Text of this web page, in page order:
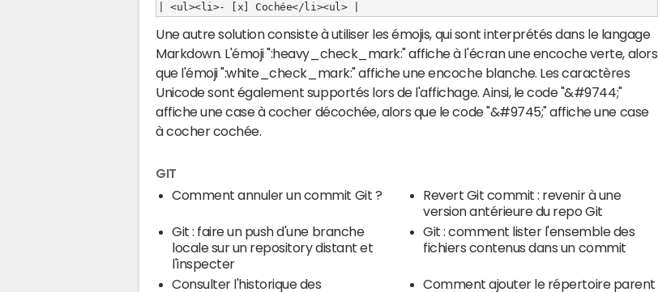
Une autre solution consiste à utiliser les émojis, qui sont interprétés dans le langage
Markdown. L'émoji ":heavy_check_mark:" affiche à l'écran une encoche verte, alors
que l'émoji ":white_check_mark:" affiche une encoche blanche. Les caractères
Unicode sont également supportés lors de l'affichage. Ainsi, le code "&#9744;"
affiche une case à cocher décochée, alors que le code "&#9745;" affiche une case
à cocher cochée.
GIT
Comment annuler un commit Git ?
Revert Git commit : revenir à une
version antérieure du repo Git
Git : faire un push d'une branche
locale sur un repository distant et
l'inspecter
Git : comment lister l'ensemble des
fichiers contenus dans un commit
Consulter l'historique des
Comment ajouter le répertoire parent